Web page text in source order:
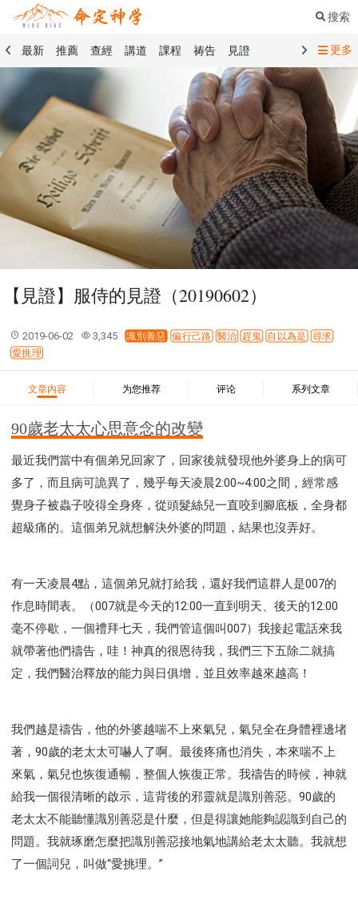
搜索
最新 推薦 查經 講道 課程 祷告
見證
命定音樂
命定書屋 命定神學
留言板
禱告精選
課程精選
見證精選
101課程 馬太福音
傳道書
洗禮禮文
聖餐禮文 01 創世記
02 出埃及記
03 利未記
04 民數記 05 申命記
06 約書亞記
07 士師記
08 路得記
09 撒母耳記上
10 撒母耳記下
11 列王紀上
12 列王紀下
15 以斯拉記
16 尼希米記 17 以斯帖記
18 約伯記
19 詩篇
20 箴言 21 傳道書
23 以賽亞書
25 耶利米哀歌
27 但以理書
28 何西阿書
33 彌迦書
34 那鴻書 35 哈巴谷書
36 西番雅書
37 哈該書
40 馬太福音
41 馬可福音
42 路加福音
46 哥林多前書
47 哥林多後書
48 加拉太書
49 以弗所書
50 腓利比書
51 歌羅西書
52 帖撒羅尼迦前書
53 帖撒羅尼迦後書
54 提摩太前書
55 提摩太後書
56 提多書
57 腓利門書
58 希伯來書 59 雅各書
62 約翰一書
教會
爭戰 信望愛 學習
時間管理和學習方法
愛神
喜樂 管理 信仰根基 命定
建立榮耀教會
趕鬼
認識魔鬼的詭計
神所喜悅的人
彰顯神憤怒的器皿
新時代基督教變革研討會
神同在
傳道者的言語 信心
命定性格
智慧與悟性
從轄制中得自由
破除屬世界的價值觀
"如何"
屬靈人的好習慣
打開天上祝福的窗口
神蹟系列
愚蠢系列 戰勝撒旦系列
得勝的性格
耶和華是引導我的牧羊人。
謹慎系列
開心地活著
001B課程 - 解開迷思課程
001C課程 - 靈界故事
004課程 - 華人命定神學理念
101課程 - 從尋求到信徒
更多
【見證】服侍的見證（20190602）
2019-06-02 3,345 識別善惡 偏行己路 醫治 趕鬼 自以為是
尋求
愛挑理
文章内容 为您推荐 评论 系列文章
90歲老太太心思意念的改變
最近我們當中有個弟兄回家了，回家後就發現他外婆身上的病可
多了，而且病可詭異了，幾乎每天凌晨2:00~4:00之間，經常感
覺身子被蟲子咬得全身疼，從頭髮絲兒一直咬到腳底板，全身都
超級痛的。這個弟兄就想解決外婆的問題，結果也沒弄好。
有一天凌晨4點，這個弟兄就打給我，還好我們這群人是007的
作息時間表。（007就是今天的12:00一直到明天、後天的12:00
毫不停歇，一個禮拜七天，我們管這個叫007）我接起電話來我
就帶著他們禱告，哇！神真的很恩待我，我們三下五除二就搞
定，我們醫治釋放的能力與日俱增，並且效率越來越高！
我們越是禱告，他的外婆越喘不上來氣兒，氣兒全在身體裡邊堵
著，90歲的老太太可嚇人了啊。最後疼痛也消失，本來喘不上
來氣，氣兒也恢復通暢，整個人恢復正常。我禱告的時候，神就
給我一個很清晰的啟示，這背後的邪靈就是識別善惡。90歲的
老太太不能聽懂識別善惡是什麼，但是得讓她能夠認識到自己的
問題。我就琢磨怎麼把識別善惡接地氣地講給老太太聽。我就想
了一個詞兒，叫做“愛挑理。”